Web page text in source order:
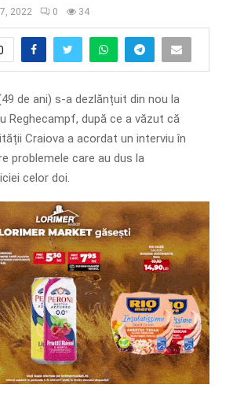
2022 0 34
de ani) s-a dezlănțuit din nou la
Reghecampf, după ce a văzut că
Craiova a acordat un interviu în
problemele care au dus la
celor doi.